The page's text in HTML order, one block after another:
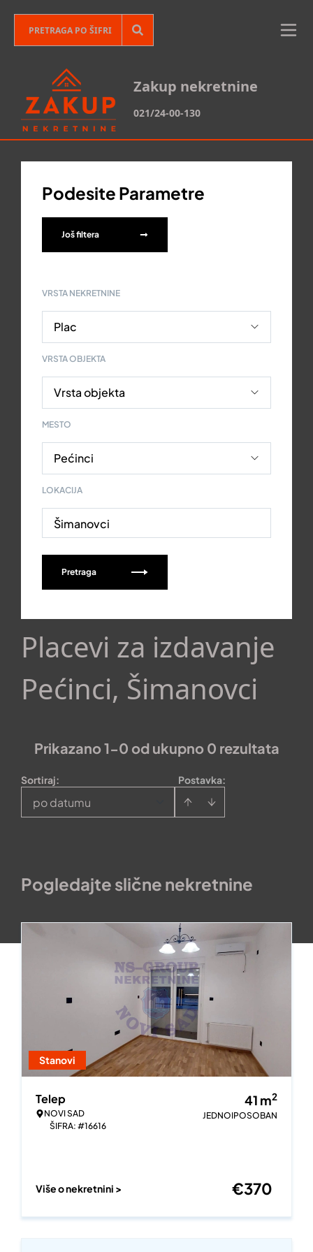
Zakup nekretnine
021/24-00-130
Podesite Parametre
Još filtera
VRSTA NEKRETNINE
VRSTA OBJEKTA
MESTO
LOKACIJA
Šimanovci
Pretraga
Placevi za izdavanje
Pećinci, Šimanovci
Prikazano 1-0 od ukupno 0 rezultata
Postavka:
Sortiraj:
po datumu
Pogledajte slične nekretnine
Stanovi
Telep
NOVI SAD
ŠIFRA: #16616
41 m2
JEDNOIPOSOBAN
Više o nekretnini > €370